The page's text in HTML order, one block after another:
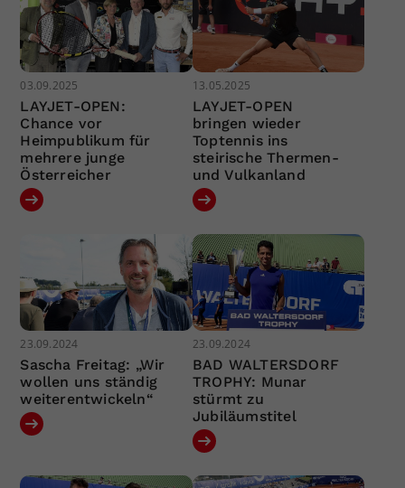
03.09.2025
LAYJET-OPEN:
Chance vor
Heimpublikum für
mehrere junge
Österreicher
13.05.2025
LAYJET-OPEN
bringen wieder
Toptennis ins
steirische Thermen-
und Vulkanland
23.09.2024
Sascha Freitag: „Wir
wollen uns ständig
weiterentwickeln“
23.09.2024
BAD WALTERSDORF
TROPHY: Munar
stürmt zu
Jubiläumstitel